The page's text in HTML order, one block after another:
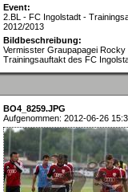
Event:
2.BL - FC Ingolstadt -
2012/2013
Bildbeschreibung:
Vermisster Graupapagei Rocky
Trainingsauftakt des FC
BO4_8259.JPG
Aufgenommen: 2012-06-26